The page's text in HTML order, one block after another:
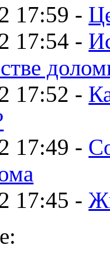
17:59 -
17:54 -
17:52 -
17:49 -
17:45 -